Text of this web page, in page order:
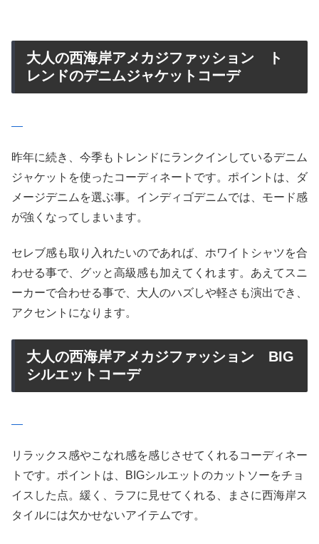
大人の西海岸アメカジファッション ト
レンドのデニムジャケットコーデ
昨年に続き、今季もトレンドにランクインしているデニム
ジャケットを使ったコーディネートです。ポイントは、ダ
メージデニムを選ぶ事。インディゴデニムでは、モード感
が強くなってしまいます。
セレブ感も取り入れたいのであれば、ホワイトシャツを合
わせる事で、グッと高級感も加えてくれます。あえてスニ
ーカーで合わせる事で、大人のハズしや軽さも演出でき、
アクセントになります。
大人の西海岸アメカジファッション BIG
シルエットコーデ
リラックス感やこなれ感を感じさせてくれるコーディネー
トです。ポイントは、BIGシルエットのカットソーをチョ
イスした点。緩く、ラフに見せてくれる、まさに西海岸ス
タイルには欠かせないアイテムです。